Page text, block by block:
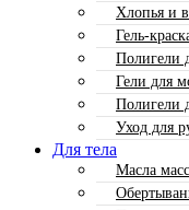
Хлопья и
Гель-
Полигели
Гели для
Полигели
Уход для
Для тела
Масла